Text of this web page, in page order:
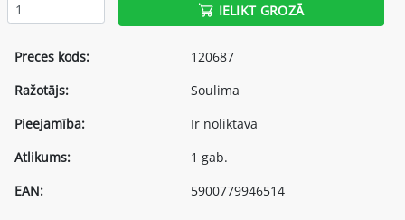
IELIKT GROZĀ
Preces kods:
120687
Ražotājs:
Soulima
Pieejamība:
Ir noliktavā
Atlikums:
1 gab.
EAN:
5900779946514